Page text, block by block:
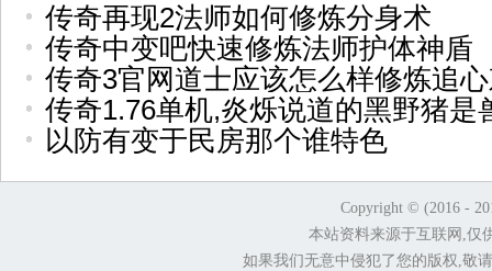
传奇再现2法师如何修炼分身术
传奇中变吧快速修炼法师护体神盾
传奇3官网道士应该怎么样修炼追
传奇1.76单机,炎烁说道的黑野猪是
以防有变于民房那个谁特色
Copyright © (2016 -
本站资料来源于互联网,仅
如果我们无意中侵犯了您的版权,敬